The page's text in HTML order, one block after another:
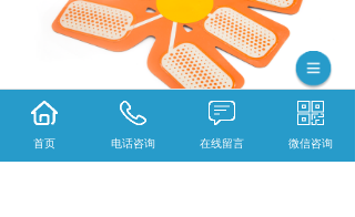
首页 电话咨询 在线留言 微信咨询